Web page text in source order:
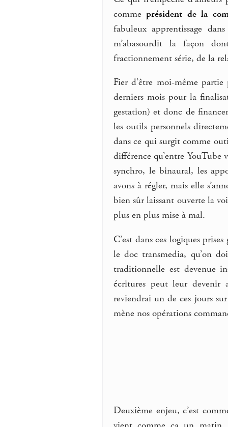
commeprésident de la
fabuleux apprentissage
m’abasourdit la façon
fractionnement série, de la
Fier d’être moi-même
derniers mois pour la
gestation) et donc de
les outils personnels
dans ce qui surgit comme
différence qu’entre
synchro, le binaural, les
avons à régler, mais elle
bien sûr laissant ouverte la
plus en plus mise à mal.
C’est dans ces logiques
le doc transmedia, qu’on
traditionnelle est devenue
écritures peut leur devenir
reviendrai un de ces jours
mène nos opérations
Deuxième enjeu, c’est